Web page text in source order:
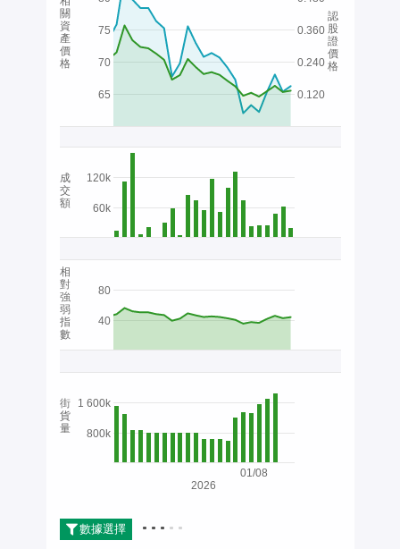
01/08
65
70
75
0.120
0.240
0.360
60k
120k
40
80
800k
1 600k
2026
關
資
產
價
格
認
股
證
價
格
成
交
額
相
對
強
弱
指
數
街
貨
量
數據選擇